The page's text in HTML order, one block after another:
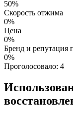
50%
Скорость отжима
0%
Цена
0%
Бренд и репутация
0%
Проголосовало: 4